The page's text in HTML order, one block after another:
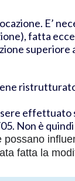
E’
fatta
superiore
effettuato
Non è
possano
fatta la